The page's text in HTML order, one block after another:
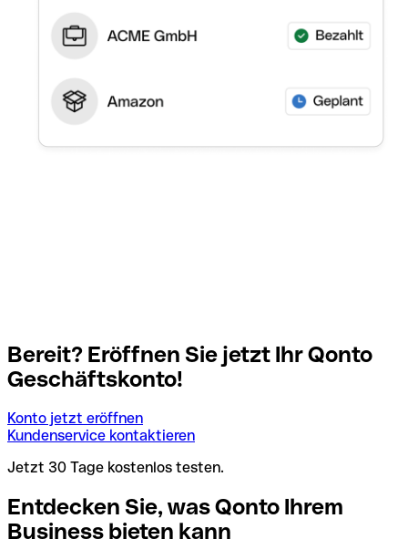
Bereit? Eröffnen Sie jetzt Ihr Qonto
Geschäftskonto!
Konto jetzt eröffnen
Kundenservice kontaktieren
Jetzt 30 Tage kostenlos testen.
Entdecken Sie, was Qonto Ihrem
Business bieten kann